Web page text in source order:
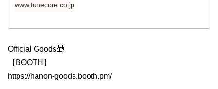
www.tunecore.co.jp
Official Goods🎁
【BOOTH】
https://hanon-goods.booth.pm/